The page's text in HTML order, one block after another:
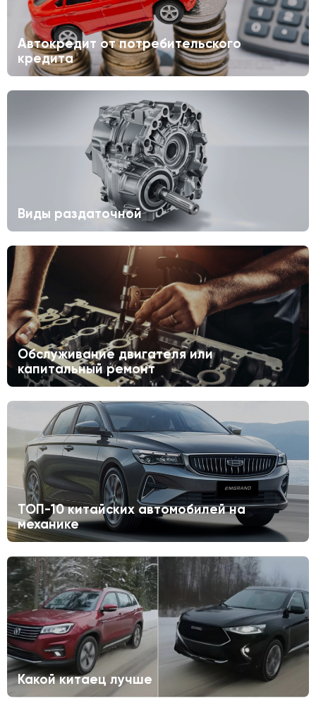
Автокредит от потребительского
кредита
Виды раздаточной
Обслуживание двигателя или
капитальный ремонт
ТОП-10 китайских автомобилей на
механике
Какой китаец лучше